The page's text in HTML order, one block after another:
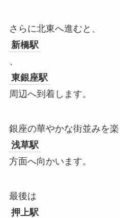
さらに北東へ進むと、
新橋駅
、
東銀座駅
周辺へ到着します。
銀座の華やかな街並みを楽
浅草駅
方面へ向かいます。
最後は
押上駅